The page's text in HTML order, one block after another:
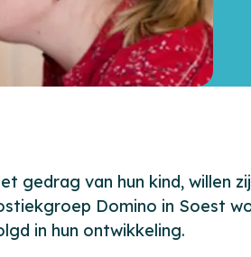
gedrag van hun kind, willen zij
Domino in Soest
in hun ontwikkeling.